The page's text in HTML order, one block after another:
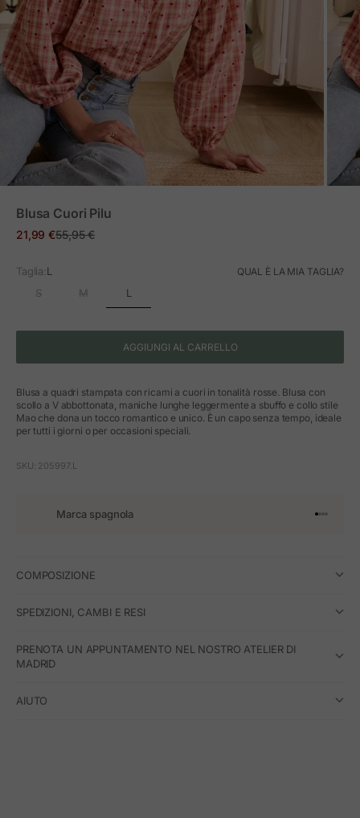
Blusa Cuori Pilu
Prezzo in offerta
21,99 €Prezzo normale
55,95 €
Taglia:L QUAL È LA MIA TAGLIA?
S M L
AGGIUNGI AL CARRELLO
Blusa a quadri stampata con ricami a cuori in tonalità rosse. Blusa con
scollo a V abbottonata, maniche lunghe leggermente a sbuffo e collo stile
Mao che dona un tocco romantico e unico. È un capo senza tempo, ideale
per tutti i giorni o per occasioni speciali.
SKU: 205997.L
Marca spagnola Vai
Vai
Vai
Vai
COMPOSIZIONE
SPEDIZIONI, CAMBI E RESI
PRENOTA UN APPUNTAMENTO NEL NOSTRO ATELIER DI
MADRID
AIUTO